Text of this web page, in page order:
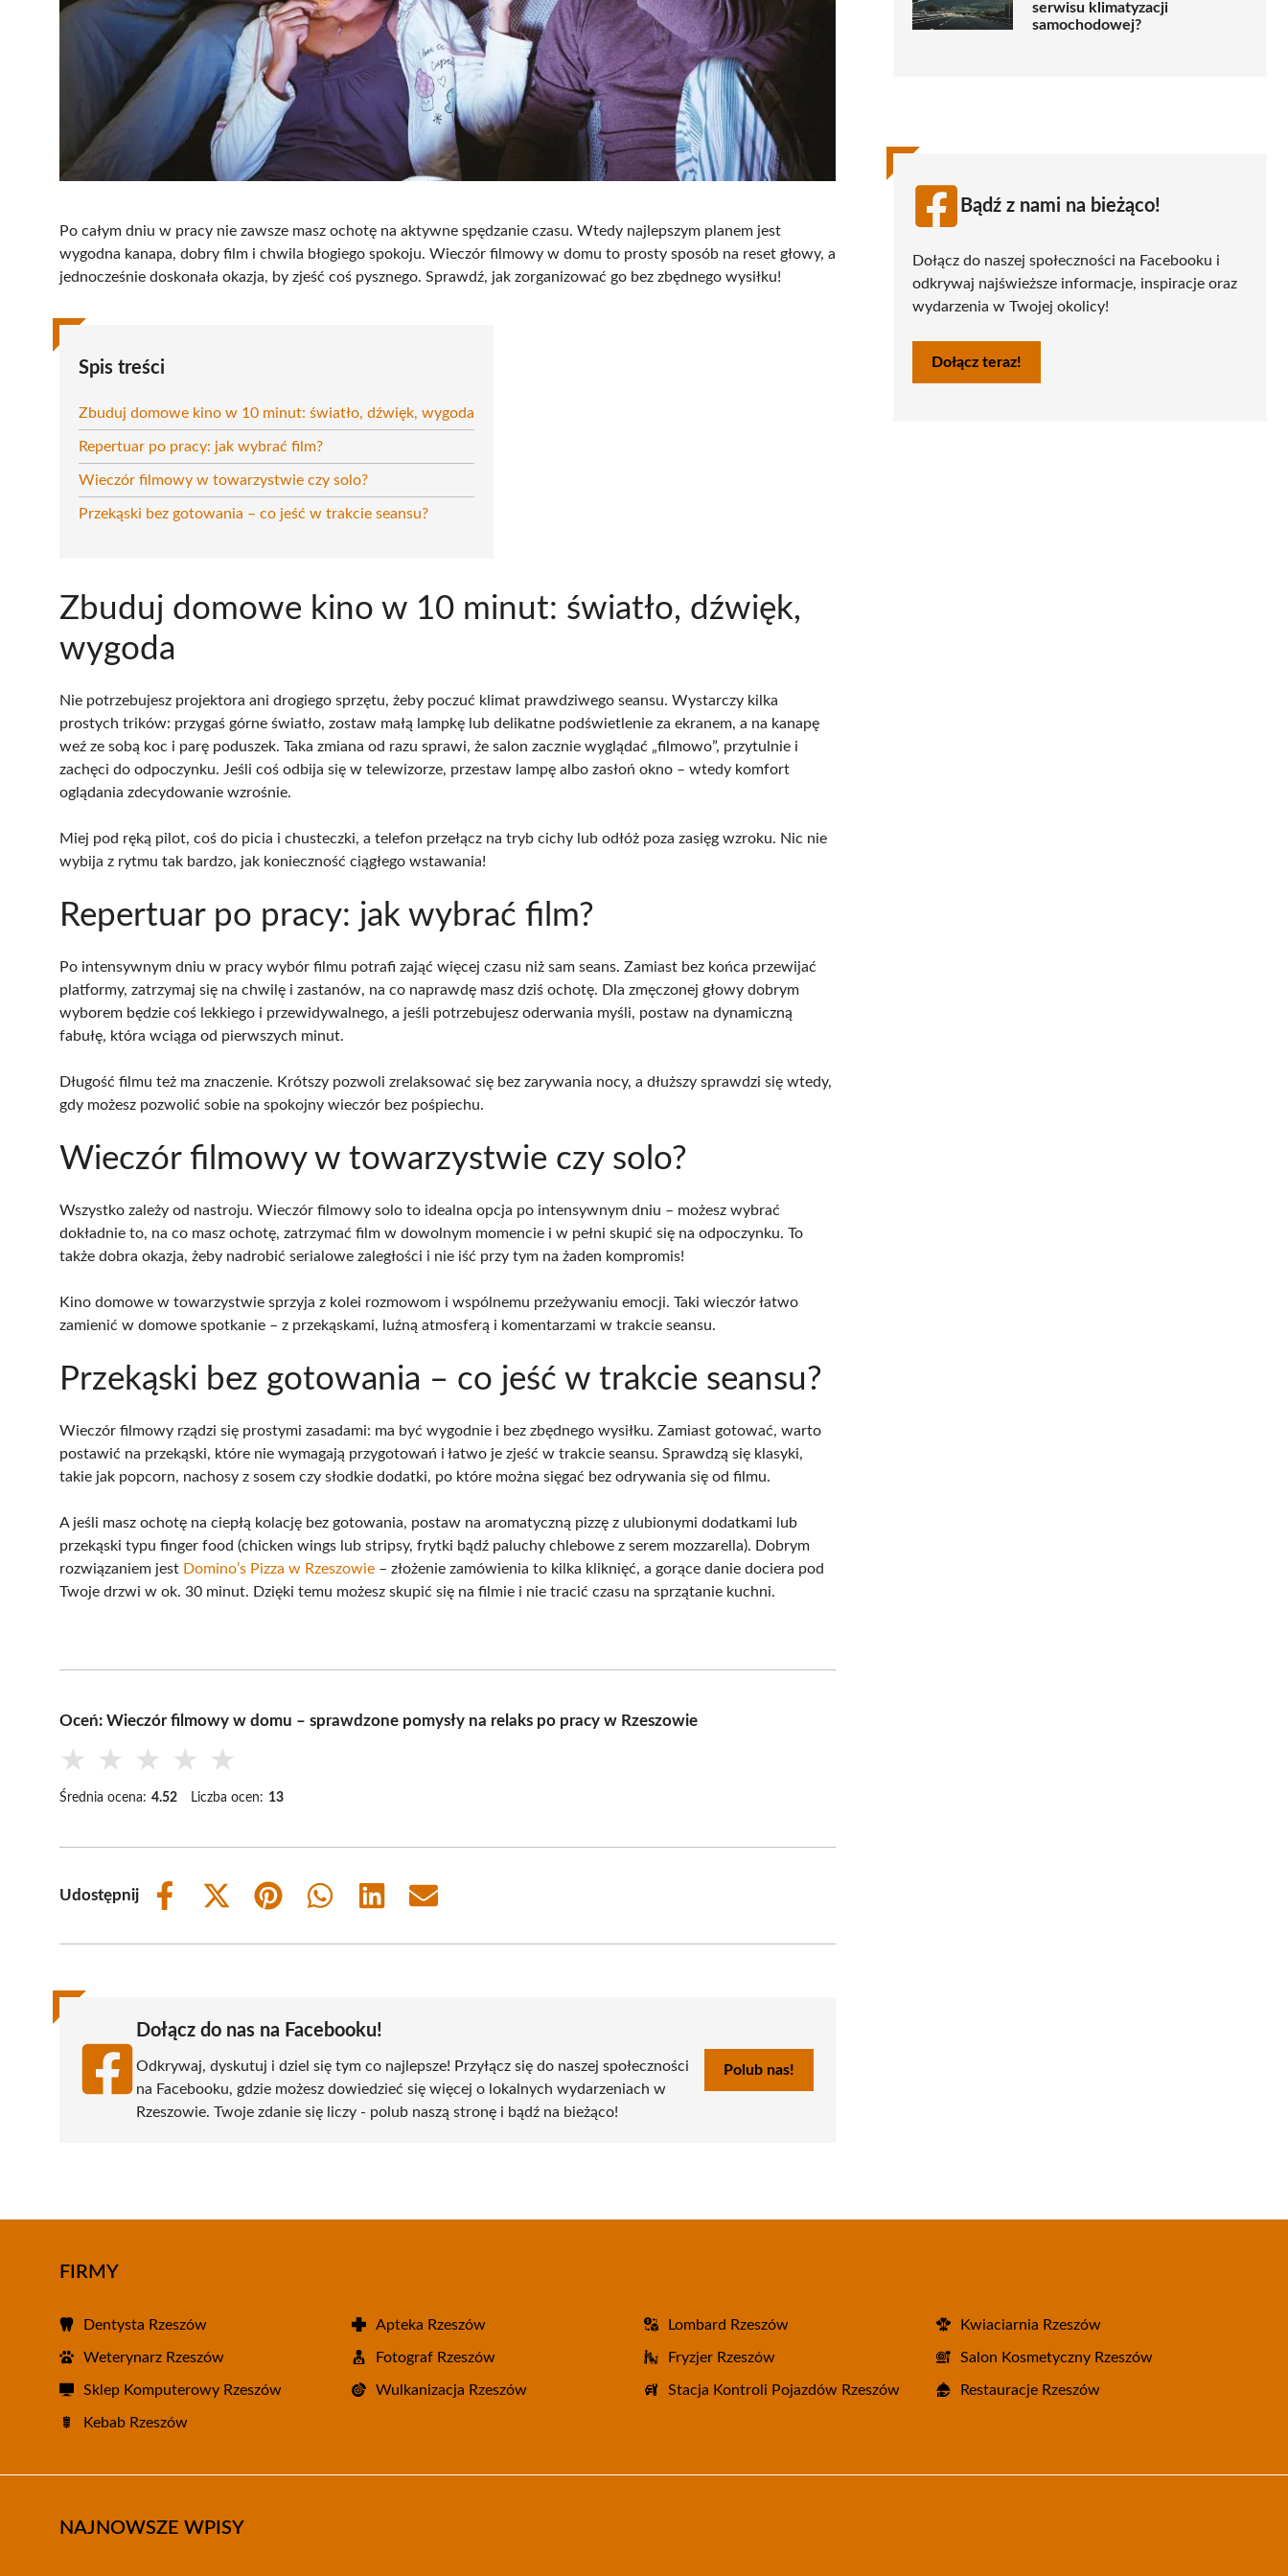
Po całym dniu w pracy nie zawsze masz ochotę na aktywne spędzanie czasu. Wtedy najlepszym planem jest
wygodna kanapa, dobry film i chwila błogiego spokoju. Wieczór filmowy w domu to prosty sposób na reset głowy, a
jednocześnie doskonała okazja, by zjeść coś pysznego. Sprawdź, jak zorganizować go bez zbędnego wysiłku!
Spis treści
Zbuduj domowe kino w 10 minut: światło, dźwięk, wygoda
Repertuar po pracy: jak wybrać film?
Wieczór filmowy w towarzystwie czy solo?
Przekąski bez gotowania – co jeść w trakcie seansu?
Zbuduj domowe kino w 10 minut: światło, dźwięk,
wygoda
Nie potrzebujesz projektora ani drogiego sprzętu, żeby poczuć klimat prawdziwego seansu. Wystarczy kilka
prostych trików: przygaś górne światło, zostaw małą lampkę lub delikatne podświetlenie za ekranem, a na kanapę
weź ze sobą koc i parę poduszek. Taka zmiana od razu sprawi, że salon zacznie wyglądać „filmowo”, przytulnie i
zachęci do odpoczynku. Jeśli coś odbija się w telewizorze, przestaw lampę albo zasłoń okno – wtedy komfort
oglądania zdecydowanie wzrośnie.
Miej pod ręką pilot, coś do picia i chusteczki, a telefon przełącz na tryb cichy lub odłóż poza zasięg wzroku. Nic nie
wybija z rytmu tak bardzo, jak konieczność ciągłego wstawania!
Repertuar po pracy: jak wybrać film?
Po intensywnym dniu w pracy wybór filmu potrafi zająć więcej czasu niż sam seans. Zamiast bez końca przewijać
platformy, zatrzymaj się na chwilę i zastanów, na co naprawdę masz dziś ochotę. Dla zmęczonej głowy dobrym
wyborem będzie coś lekkiego i przewidywalnego, a jeśli potrzebujesz oderwania myśli, postaw na dynamiczną
fabułę, która wciąga od pierwszych minut.
Długość filmu też ma znaczenie. Krótszy pozwoli zrelaksować się bez zarywania nocy, a dłuższy sprawdzi się wtedy,
gdy możesz pozwolić sobie na spokojny wieczór bez pośpiechu.
Wieczór filmowy w towarzystwie czy solo?
Wszystko zależy od nastroju. Wieczór filmowy solo to idealna opcja po intensywnym dniu – możesz wybrać
dokładnie to, na co masz ochotę, zatrzymać film w dowolnym momencie i w pełni skupić się na odpoczynku. To
także dobra okazja, żeby nadrobić serialowe zaległości i nie iść przy tym na żaden kompromis!
Kino domowe w towarzystwie sprzyja z kolei rozmowom i wspólnemu przeżywaniu emocji. Taki wieczór łatwo
zamienić w domowe spotkanie – z przekąskami, luźną atmosferą i komentarzami w trakcie seansu.
Przekąski bez gotowania – co jeść w trakcie seansu?
Wieczór filmowy rządzi się prostymi zasadami: ma być wygodnie i bez zbędnego wysiłku. Zamiast gotować, warto
postawić na przekąski, które nie wymagają przygotowań i łatwo je zjeść w trakcie seansu. Sprawdzą się klasyki,
takie jak popcorn, nachosy z sosem czy słodkie dodatki, po które można sięgać bez odrywania się od filmu.
A jeśli masz ochotę na ciepłą kolację bez gotowania, postaw na aromatyczną pizzę z ulubionymi dodatkami lub
przekąski typu finger food (chicken wings lub stripsy, frytki bądź paluchy chlebowe z serem mozzarella). Dobrym
rozwiązaniem jest Domino’s Pizza w Rzeszowie – złożenie zamówienia to kilka kliknięć, a gorące danie dociera pod
Twoje drzwi w ok. 30 minut. Dzięki temu możesz skupić się na filmie i nie tracić czasu na sprzątanie kuchni.
Oceń: Wieczór filmowy w domu – sprawdzone pomysły na relaks po pracy w Rzeszowie
★ ★ ★ ★ ★
Średnia ocena: 4.52 Liczba ocen: 13
Udostępnij
Share
Share
(Twitter)
Share
Share
Share
Share
Dołącz do nas na Facebooku!
Odkrywaj, dyskutuj i dziel się tym co najlepsze! Przyłącz się do naszej społeczności
na Facebooku, gdzie możesz dowiedzieć się więcej o lokalnych wydarzeniach w
Rzeszowie. Twoje zdanie się liczy - polub naszą stronę i bądź na bieżąco!
Polub nas!
serwisu klimatyzacji
samochodowej?
Bądź z nami na bieżąco!
Dołącz do naszej społeczności na Facebooku i
odkrywaj najświeższe informacje, inspiracje oraz
wydarzenia w Twojej okolicy!
Dołącz teraz!
FIRMY
Dentysta Rzeszów Apteka Rzeszów Lombard Rzeszów Kwiaciarnia Rzeszów
Weterynarz Rzeszów Fotograf Rzeszów Fryzjer Rzeszów Salon Kosmetyczny Rzeszów
Sklep Komputerowy Rzeszów Wulkanizacja Rzeszów Stacja Kontroli Pojazdów Rzeszów Restauracje Rzeszów
Kebab Rzeszów
NAJNOWSZE WPISY